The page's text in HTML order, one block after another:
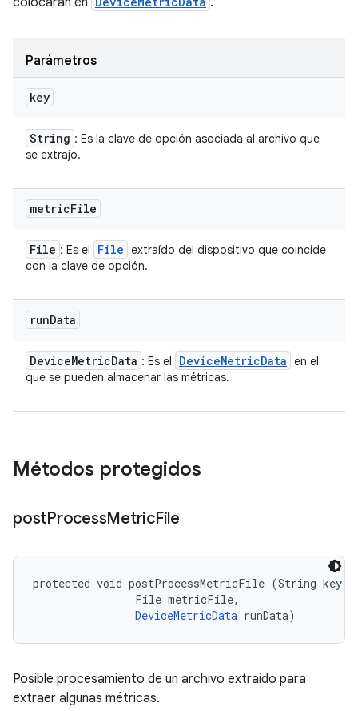
Parámetros
key
String : Es la clave de opción asociada al archivo que
se extrajo.
metricFile
File : Es el File extraído del dispositivo que coincide
con la clave de opción.
runData
DeviceMetricData : Es el DeviceMetricData en el
que se pueden almacenar las métricas.
Métodos protegidos
postProcessMetricFile
protected void postProcessMetricFile (String key,
                File metricFile,
DeviceMetricData runData)
Posible procesamiento de un archivo extraído para
extraer algunas métricas.